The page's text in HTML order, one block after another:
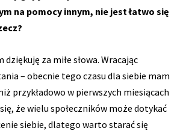
na pomocy innym, nie jest łatwo się
za miłe słowa. Wracając
– obecnie tego czasu dla siebie mam
przykładowo w pierwszych miesiącach
że wielu społeczników może dotykać
siebie, dlatego warto starać się